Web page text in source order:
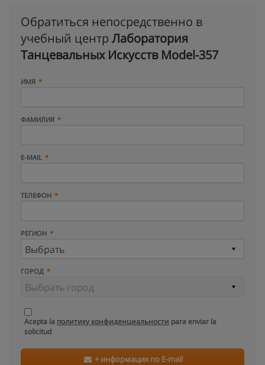
Обратиться непосредственно в
учебный центр Лаборатория
Танцевальных Искусств Model-357
ИМЯ
ФАМИЛИЯ
E-MAIL
ТЕЛЕФОН
РЕГИОН
ГОРОД
Acepta la политику конфиденциальности para enviar la
solicitud
+ информация по E-mail